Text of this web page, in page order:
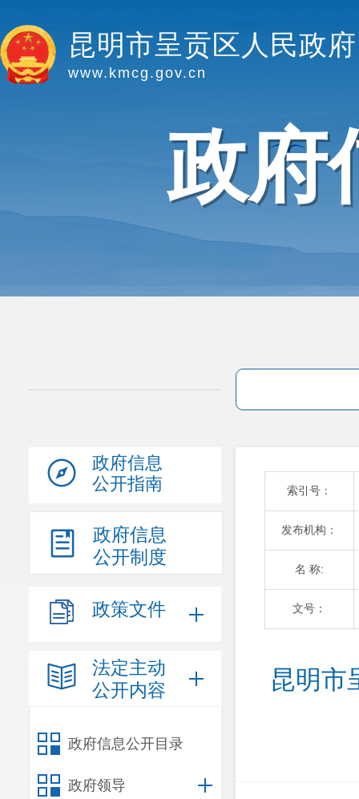
昆明市呈贡区人民政府
www.kmcg.gov.cn
政府
政府信息
公开指南
政府信息
公开制度
政策文件
法定主动
公开内容
政府信息公开目录
政府领导
索引号：
发布机构：
名 称:
文号：
昆明市